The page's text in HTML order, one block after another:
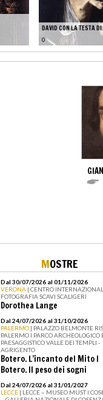
DAVID CON LA TESTA
0
MOSTRE
Dal 30/07/2026 al 01/11/2026
VERONA | CENTRO
FOTOGRAFIA SCAVI SCALIGERI
Dorothea Lange
Dal 24/07/2026 al 31/10/2026
PALERMO | PALAZZO BELMONTE
PALERMO I PARCO ARCHEOLOGICO
PAESAGGISTICO VALLE DEI TEMPLI -
AGRIGENTO
Botero. L’incanto del Mito I
Botero. Il peso dei sogni
Dal 24/07/2026 al 31/01/2027
LECCE | LECCE – MUSEO MUST I